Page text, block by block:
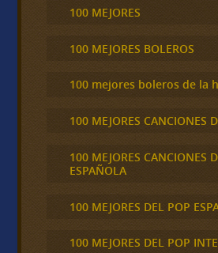
100 MEJORES
100 MEJORES BOLEROS
100 mejores boleros de la
100 MEJORES CANCIONES
100 MEJORES CANCIONES
ESPAÑOLA
100 MEJORES DEL POP
100 MEJORES DEL POP